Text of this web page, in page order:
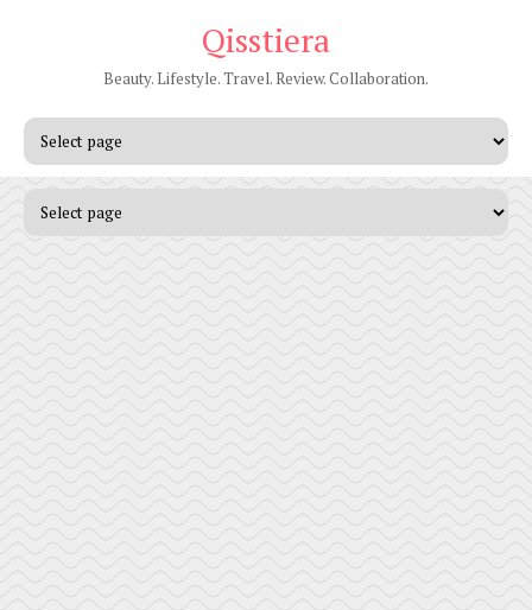
Qisstiera
Beauty. Lifestyle. Travel. Review. Collaboration.